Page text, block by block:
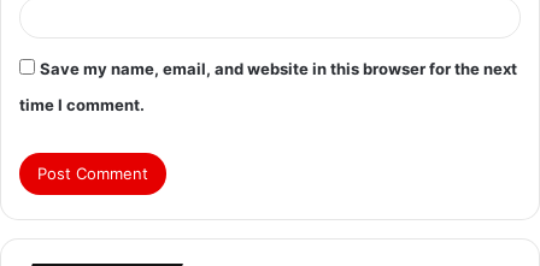
Save my name, email, and website in this browser for the next
time I comment.